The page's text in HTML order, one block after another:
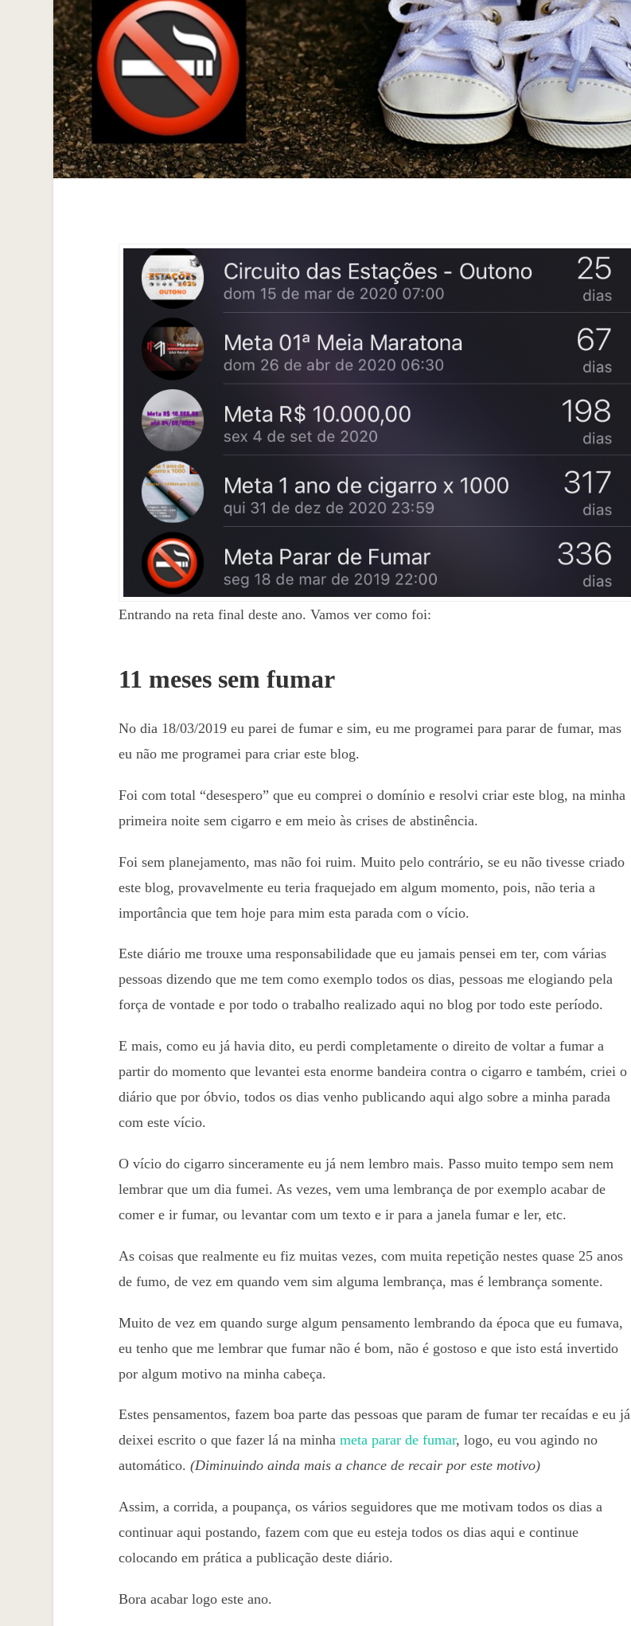
Entrando na reta final deste ano. Vamos ver como foi:
11 meses sem fumar
No dia 18/03/2019 eu parei de fumar e sim, eu me programei para parar de fumar, mas
eu não me programei para criar este blog.
Foi com total “desespero” que eu comprei o domínio e resolvi criar este blog, na minha
primeira noite sem cigarro e em meio às crises de abstinência.
Foi sem planejamento, mas não foi ruim. Muito pelo contrário, se eu não tivesse criado
este blog, provavelmente eu teria fraquejado em algum momento, pois, não teria a
importância que tem hoje para mim esta parada com o vício.
Este diário me trouxe uma responsabilidade que eu jamais pensei em ter, com várias
pessoas dizendo que me tem como exemplo todos os dias, pessoas me elogiando pela
força de vontade e por todo o trabalho realizado aqui no blog por todo este período.
E mais, como eu já havia dito, eu perdi completamente o direito de voltar a fumar a
partir do momento que levantei esta enorme bandeira contra o cigarro e também, criei o
diário que por óbvio, todos os dias venho publicando aqui algo sobre a minha parada
com este vício.
O vício do cigarro sinceramente eu já nem lembro mais. Passo muito tempo sem nem
lembrar que um dia fumei. As vezes, vem uma lembrança de por exemplo acabar de
comer e ir fumar, ou levantar com um texto e ir para a janela fumar e ler, etc.
As coisas que realmente eu fiz muitas vezes, com muita repetição nestes quase 25 anos
de fumo, de vez em quando vem sim alguma lembrança, mas é lembrança somente.
Muito de vez em quando surge algum pensamento lembrando da época que eu fumava,
eu tenho que me lembrar que fumar não é bom, não é gostoso e que isto está invertido
por algum motivo na minha cabeça.
Estes pensamentos, fazem boa parte das pessoas que param de fumar ter recaídas e eu já
deixei escrito o que fazer lá na minhameta parar de fumar, logo, eu vou agindo no
automático. (Diminuindo ainda mais a chance de recair por este motivo)
Assim, a corrida, a poupança, os vários seguidores que me motivam todos os dias a
continuar aqui postando, fazem com que eu esteja todos os dias aqui e continue
colocando em prática a publicação deste diário.
Bora acabar logo este ano.